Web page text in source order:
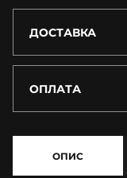
ДОСТАВКА
ОПЛАТА
ОПИС